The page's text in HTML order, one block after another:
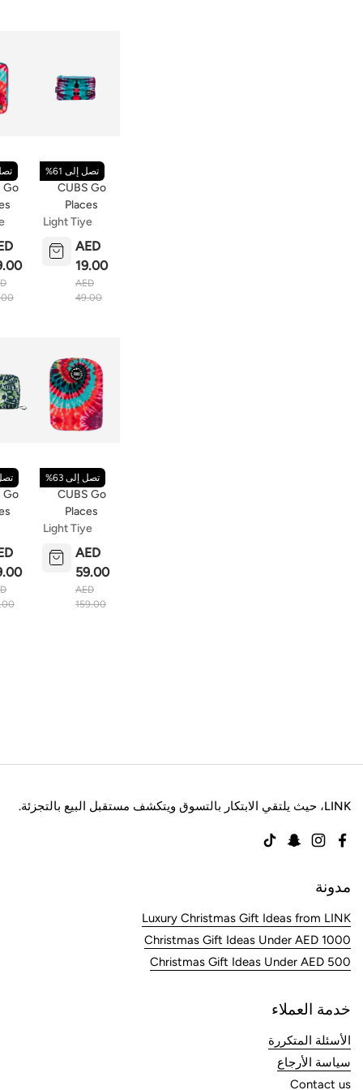
Light Tiye
Dye Pencil
Case
CUBS Go
Places
AED
19.00
AED
49.00
تصل إلى 61%
Go
تصل
Light Tiye
Dye School
Bag
CUBS Go
Places
AED
59.00
AED
159.00
تصل إلى 63%
Go
تصل
LINK، حيث يلتقي الابتكار بالتسوق ويتكشف مستقبل البيع بالتجزئة.
Facebook
Instagram
Snapchat
TikTok
مدونة
Luxury Christmas Gift Ideas from LINK
Christmas Gift Ideas Under AED 1000
Christmas Gift Ideas Under AED 500
خدمة العملاء
الأسئلة المتكررة
سياسة الأرجاع
Contact us